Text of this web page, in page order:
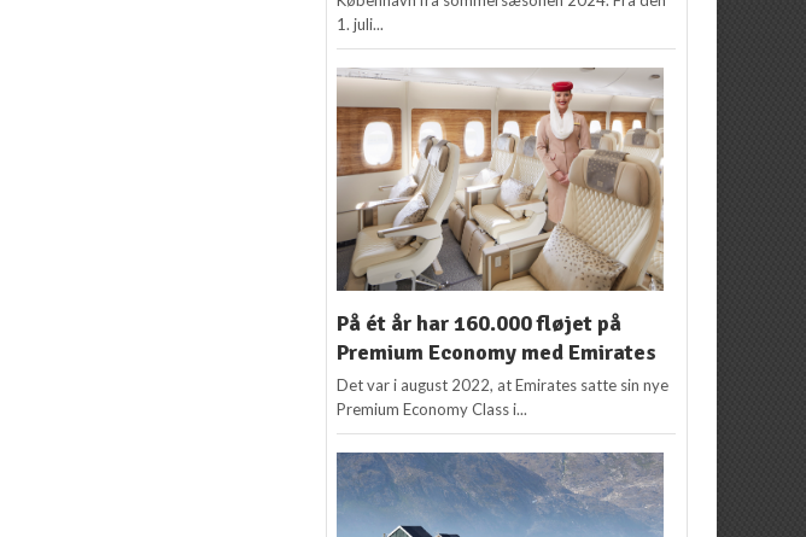
1. juli...
På ét år har 160.000 fløjet på
Premium Economy med Emirates
Det var i august 2022, at Emirates satte sin nye
Premium Economy Class i...